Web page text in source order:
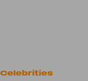
Celebrities